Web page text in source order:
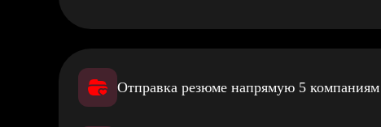
Отправка резюме напрямую 5 компаниям